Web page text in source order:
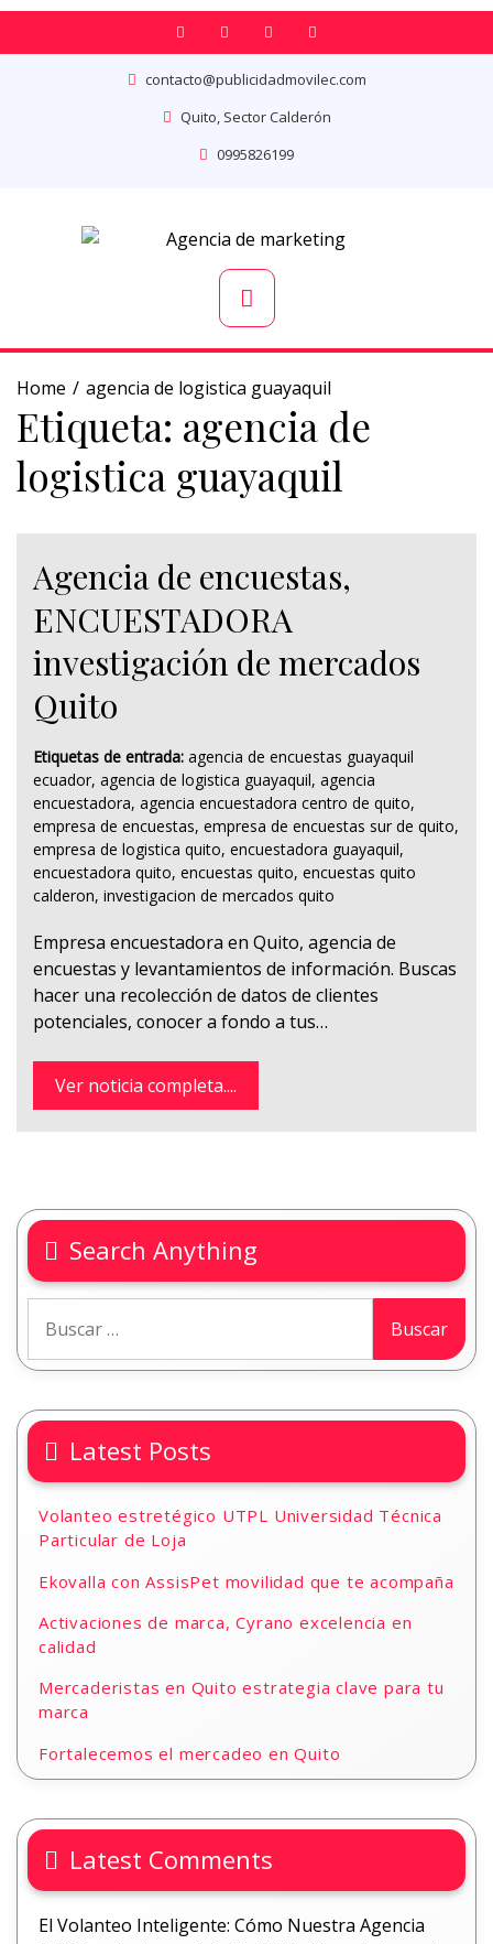
contacto@publicidadmovilec.com
Quito, Sector Calderón
0995826199
Home agencia de logistica guayaquil
Etiqueta: agencia de
logistica guayaquil
Agencia de encuestas,
ENCUESTADORA
investigación de mercados
Quito
Etiquetas de entrada: agencia de encuestas guayaquil
ecuador, agencia de logistica guayaquil, agencia
encuestadora, agencia encuestadora centro de quito,
empresa de encuestas, empresa de encuestas sur de quito,
empresa de logistica quito, encuestadora guayaquil,
encuestadora quito, encuestas quito, encuestas quito
calderon, investigacion de mercados quito
Empresa encuestadora en Quito, agencia de
encuestas y levantamientos de información. Buscas
hacer una recolección de datos de clientes
potenciales, conocer a fondo a tus…
Ver noticia completa....
Search Anything
Latest Posts
Volanteo estretégico UTPL Universidad Técnica
Particular de Loja
Ekovalla con AssisPet movilidad que te acompaña
Activaciones de marca, Cyrano excelencia en
calidad
Mercaderistas en Quito estrategia clave para tu
marca
Fortalecemos el mercadeo en Quito
Latest Comments
El Volanteo Inteligente: Cómo Nuestra Agencia